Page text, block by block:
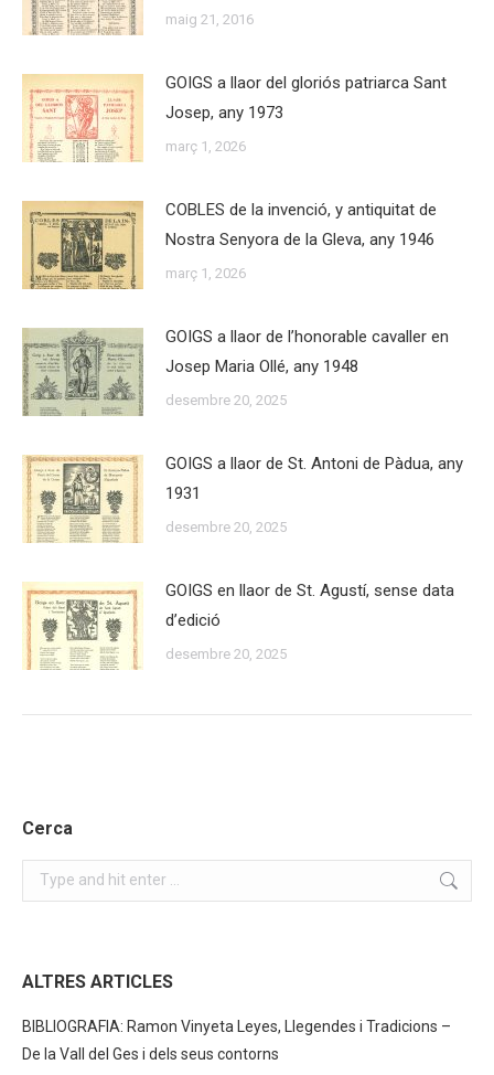
maig 21, 2016
GOIGS a llaor del gloriós patriarca Sant
Josep, any 1973
març 1, 2026
COBLES de la invenció, y antiquitat de
Nostra Senyora de la Gleva, any 1946
març 1, 2026
GOIGS a llaor de l’honorable cavaller en
Josep Maria Ollé, any 1948
desembre 20, 2025
GOIGS a llaor de St. Antoni de Pàdua, any
1931
desembre 20, 2025
GOIGS en llaor de St. Agustí, sense data
d’edició
desembre 20, 2025
Cerca
Search:
ALTRES ARTICLES
BIBLIOGRAFIA: Ramon Vinyeta Leyes, Llegendes i Tradicions –
De la Vall del Ges i dels seus contorns